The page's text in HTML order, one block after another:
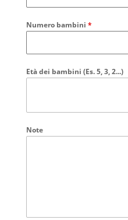
Numero bambini *
Età dei bambini (Es. 5, 3, 2...)
Note